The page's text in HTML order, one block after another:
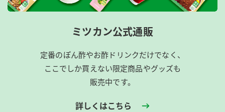
ミツカン公式通販
定番のぽん酢やお酢ドリンクだけでなく、
ここでしか買えない限定商品やグッズも
販売中です。
詳しくはこちら